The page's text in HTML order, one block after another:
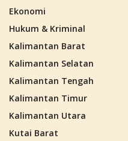
Ekonomi
Hukum & Kriminal
Kalimantan Barat
Kalimantan Selatan
Kalimantan Tengah
Kalimantan Timur
Kalimantan Utara
Kutai Barat